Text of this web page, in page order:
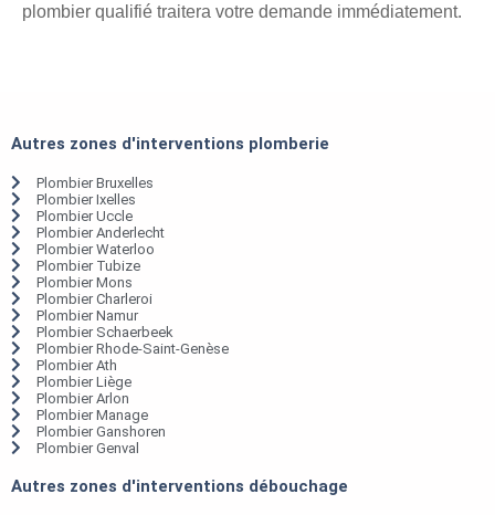
plombier qualifié traitera votre demande immédiatement.
Autres zones d'interventions plomberie
Plombier Bruxelles
Plombier Ixelles
Plombier Uccle
Plombier Anderlecht
Plombier Waterloo
Plombier Tubize
Plombier Mons
Plombier Charleroi
Plombier Namur
Plombier Schaerbeek
Plombier Rhode-Saint-Genèse
Plombier Ath
Plombier Liège
Plombier Arlon
Plombier Manage
Plombier Ganshoren
Plombier Genval
Autres zones d'interventions débouchage